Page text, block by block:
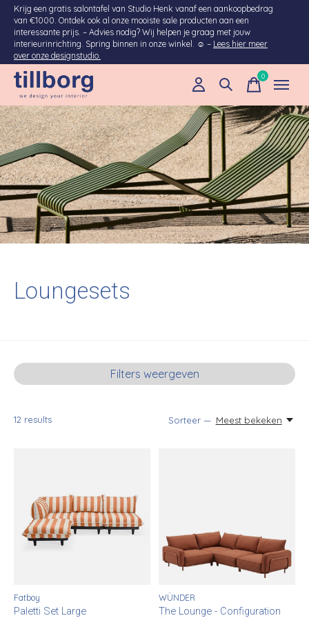
Krijg een gratis salontafel van Studio Henk vanaf een aankoopbedrag
van €1000. Ontdek ook al onze mooiste sale producten aan een
interessante prijs. – Advies nodig? Wij helpen je graag met jouw
interieurinrichting. Spring binnen in onze winkel. ☺ – Lees hier meer
over onze designstudio.
0items
Loungesets
Filters weergeven
12 results Sorteer — Meest bekeken
Fatboy
Paletti Set Large
WÜNDER
The Lounge - Configuration